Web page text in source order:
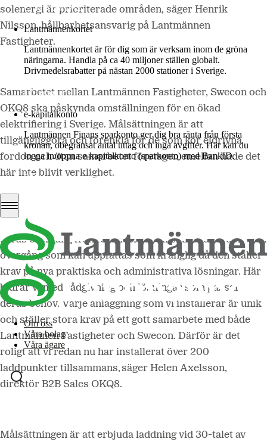
Mer om LM2
Lantmännenkortet
Lantmännenkortet är för dig som är verksam inom de gröna
näringarna. Handla på ca 40 miljoner ställen globalt.
Drivmedelsrabatter på nästan 2000 stationer i Sverige.
Logga in
e-kapitalkonto
Lantmännen Finans sparkonto ger dig bra ränta från första
kronan, obegränsat antal uttag och inga avgifter. Här kan du
logga in/öppna e-kapitalkonto (sparkonto) med BankID.
Logga in e-kapitalkonto
Om oss
Våra bolag
Våra ägare
solenergi är prioriterade områden, säger Henrik
Nilsson, hållbarhetsansvarig på Lantmännen
Fastigheter.
Samarbetet mellan Lantmännen Fastigheter, Swecon och
OKQ8 ska påskynda omställningen för en ökad
elektrifiering i Sverige. Målsättningen är att
tillgängliggöra och förenkla för de som kör eldrivna
fordon och utan samarbetet företagen emellan hade det
här inte blivit verklighet.
– Vi hjälper Lantmännen Fastigheter och Swecon med
deras övergång från fossildrivna till eldrivna fordon – en
övergång som kan uppfattas som krånglig då den ställer
krav på nya praktiska och administrativa lösningar. Här
bidrar vi med rådgivning och lösningar som passar
deras behov. Varje anläggning som vi installerar är unik
och ställer stora krav på ett gott samarbete med både
Lantmännen Fastigheter och Swecon. Därför är det
roligt att vi redan nu har installerat över 200
laddpunkter tillsammans, säger Helen Axelsson,
direktör B2B Sales OKQ8.
Målsättningen är att erbjuda laddning vid 30-talet av